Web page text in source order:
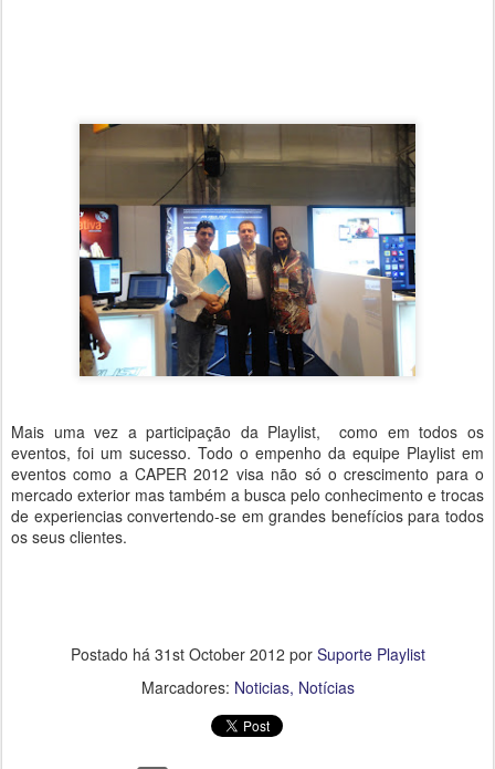
Mais uma vez a participação da Playlist, como em todos os
eventos, foi um sucesso. Todo o empenho da equipe Playlist em
eventos como a CAPER 2012 visa não só o crescimento para o
mercado exterior mas também a busca pelo conhecimento e trocas
de experiencias convertendo-se em grandes benefícios para todos
os seus clientes.
Postado há 31st October 2012 por Suporte Playlist
Marcadores: Noticias Notícias